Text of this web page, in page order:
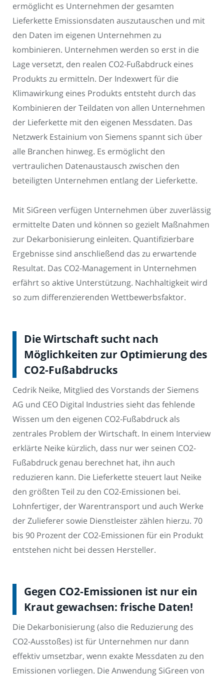
ermöglicht es Unternehmen der gesamten
Lieferkette Emissionsdaten auszutauschen und mit
den Daten im eigenen Unternehmen zu
kombinieren. Unternehmen werden so erst in die
Lage versetzt, den realen CO2-Fußabdruck eines
Produkts zu ermitteln. Der Indexwert für die
Klimawirkung eines Produkts entsteht durch das
Kombinieren der Teildaten von allen Unternehmen
der Lieferkette mit den eigenen Messdaten. Das
Netzwerk Estainium von Siemens spannt sich über
alle Branchen hinweg. Es ermöglicht den
vertraulichen Datenaustausch zwischen den
beteiligten Unternehmen entlang der Lieferkette.
Mit SiGreen verfügen Unternehmen über zuverlässig
ermittelte Daten und können so gezielt Maßnahmen
zur Dekarbonisierung einleiten. Quantifizierbare
Ergebnisse sind anschließend das zu erwartende
Resultat. Das CO2-Management in Unternehmen
erfährt so aktive Unterstützung. Nachhaltigkeit wird
so zum differenzierenden Wettbewerbsfaktor.
Die Wirtschaft sucht nach
Möglichkeiten zur Optimierung des
CO2-Fußabdrucks
Cedrik Neike, Mitglied des Vorstands der Siemens
AG und CEO Digital Industries sieht das fehlende
Wissen um den eigenen CO2-Fußabdruck als
zentrales Problem der Wirtschaft. In einem Interview
erklärte Neike kürzlich, dass nur wer seinen CO2-
Fußabdruck genau berechnet hat, ihn auch
reduzieren kann. Die Lieferkette steuert laut Neike
den größten Teil zu den CO2-Emissionen bei.
Lohnfertiger, der Warentransport und auch Werke
der Zulieferer sowie Dienstleister zählen hierzu. 70
bis 90 Prozent der CO2-Emissionen für ein Produkt
entstehen nicht bei dessen Hersteller.
Gegen CO2-Emissionen ist nur ein
Kraut gewachsen: frische Daten!
Die Dekarbonisierung (also die Reduzierung des
CO2-Ausstoßes) ist für Unternehmen nur dann
effektiv umsetzbar, wenn exakte Messdaten zu den
Emissionen vorliegen. Die Anwendung SiGreen von